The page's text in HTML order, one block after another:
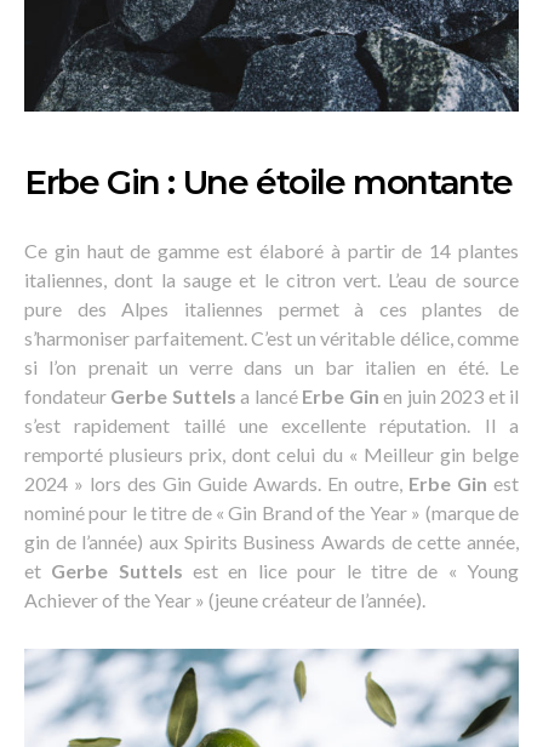
Erbe Gin : Une étoile montante
Ce gin haut de gamme est élaboré à partir de 14 plantes
italiennes, dont la sauge et le citron vert. L’eau de source
pure des Alpes italiennes permet à ces plantes de
s’harmoniser parfaitement. C’est un véritable délice, comme
si l’on prenait un verre dans un bar italien en été. Le
fondateur Gerbe Suttels a lancé Erbe Gin en juin 2023 et il
s’est rapidement taillé une excellente réputation. Il a
remporté plusieurs prix, dont celui du « Meilleur gin belge
2024 » lors des Gin Guide Awards. En outre, Erbe Gin est
nominé pour le titre de « Gin Brand of the Year » (marque de
gin de l’année) aux Spirits Business Awards de cette année,
et Gerbe Suttels est en lice pour le titre de « Young
Achiever of the Year » (jeune créateur de l’année).